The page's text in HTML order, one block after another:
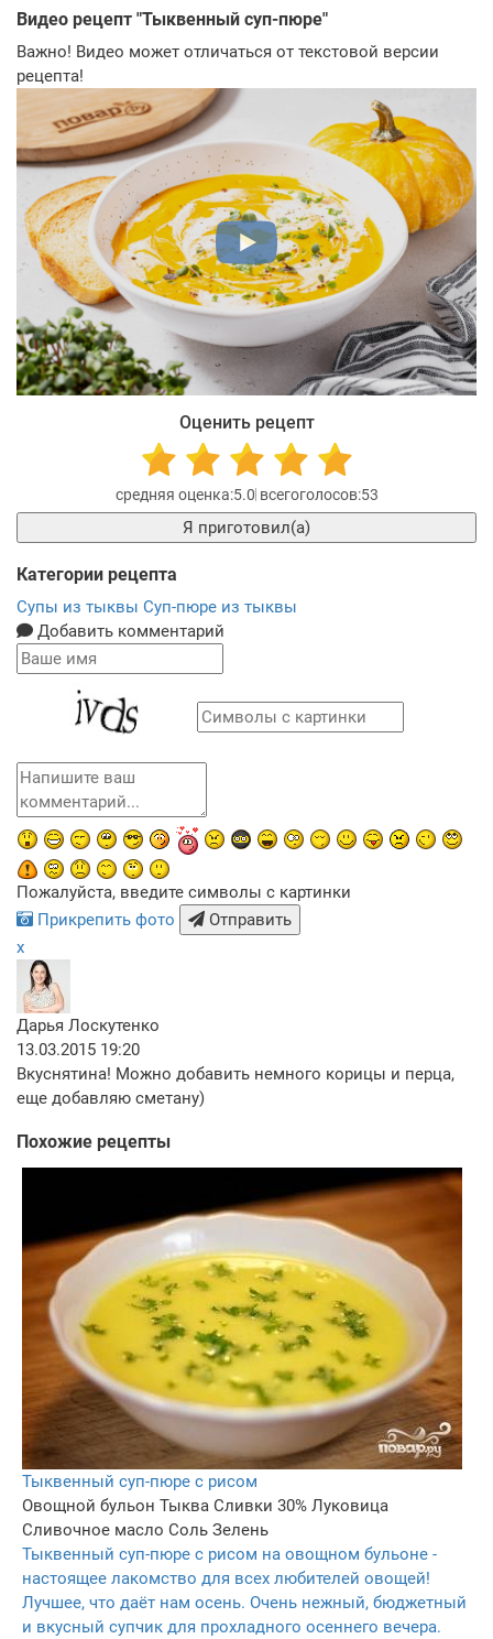
Видео рецепт "Тыквенный суп-пюре"
Важно! Видео может отличаться от текстовой версии
рецепта!
Оценить рецепт
5.0 53
Я приготовил(а)
Категории рецепта
Супы из тыквы Суп-пюре из тыквы
Добавить комментарий
Пожалуйста, введите символы с картинки
Прикрепить фото
Отправить
x
Дарья Лоскутенко
13.03.2015 19:20
Вкуснятина! Можно добавить немного корицы и перца,
еще добавляю сметану)
Похожие рецепты
Тыквенный суп-пюре с рисом
Овощной бульон Тыква Сливки 30% Луковица
Сливочное масло Соль Зелень
Тыквенный суп-пюре с рисом на овощном бульоне -
настоящее лакомство для всех любителей овощей!
Лучшее, что даёт нам осень. Очень нежный, бюджетный
и вкусный супчик для прохладного осеннего вечера.